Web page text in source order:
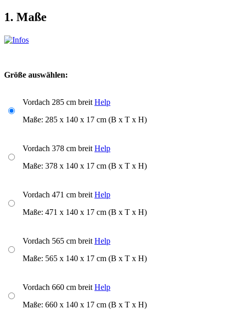
1. Maße
Größe auswählen:
Vordach 285 cm breit Help
Maße: 285 x 140 x 17 cm (B x T x H)
Vordach 378 cm breit Help
Maße: 378 x 140 x 17 cm (B x T x H)
Vordach 471 cm breit Help
Maße: 471 x 140 x 17 cm (B x T x H)
Vordach 565 cm breit Help
Maße: 565 x 140 x 17 cm (B x T x H)
Vordach 660 cm breit Help
Maße: 660 x 140 x 17 cm (B x T x H)